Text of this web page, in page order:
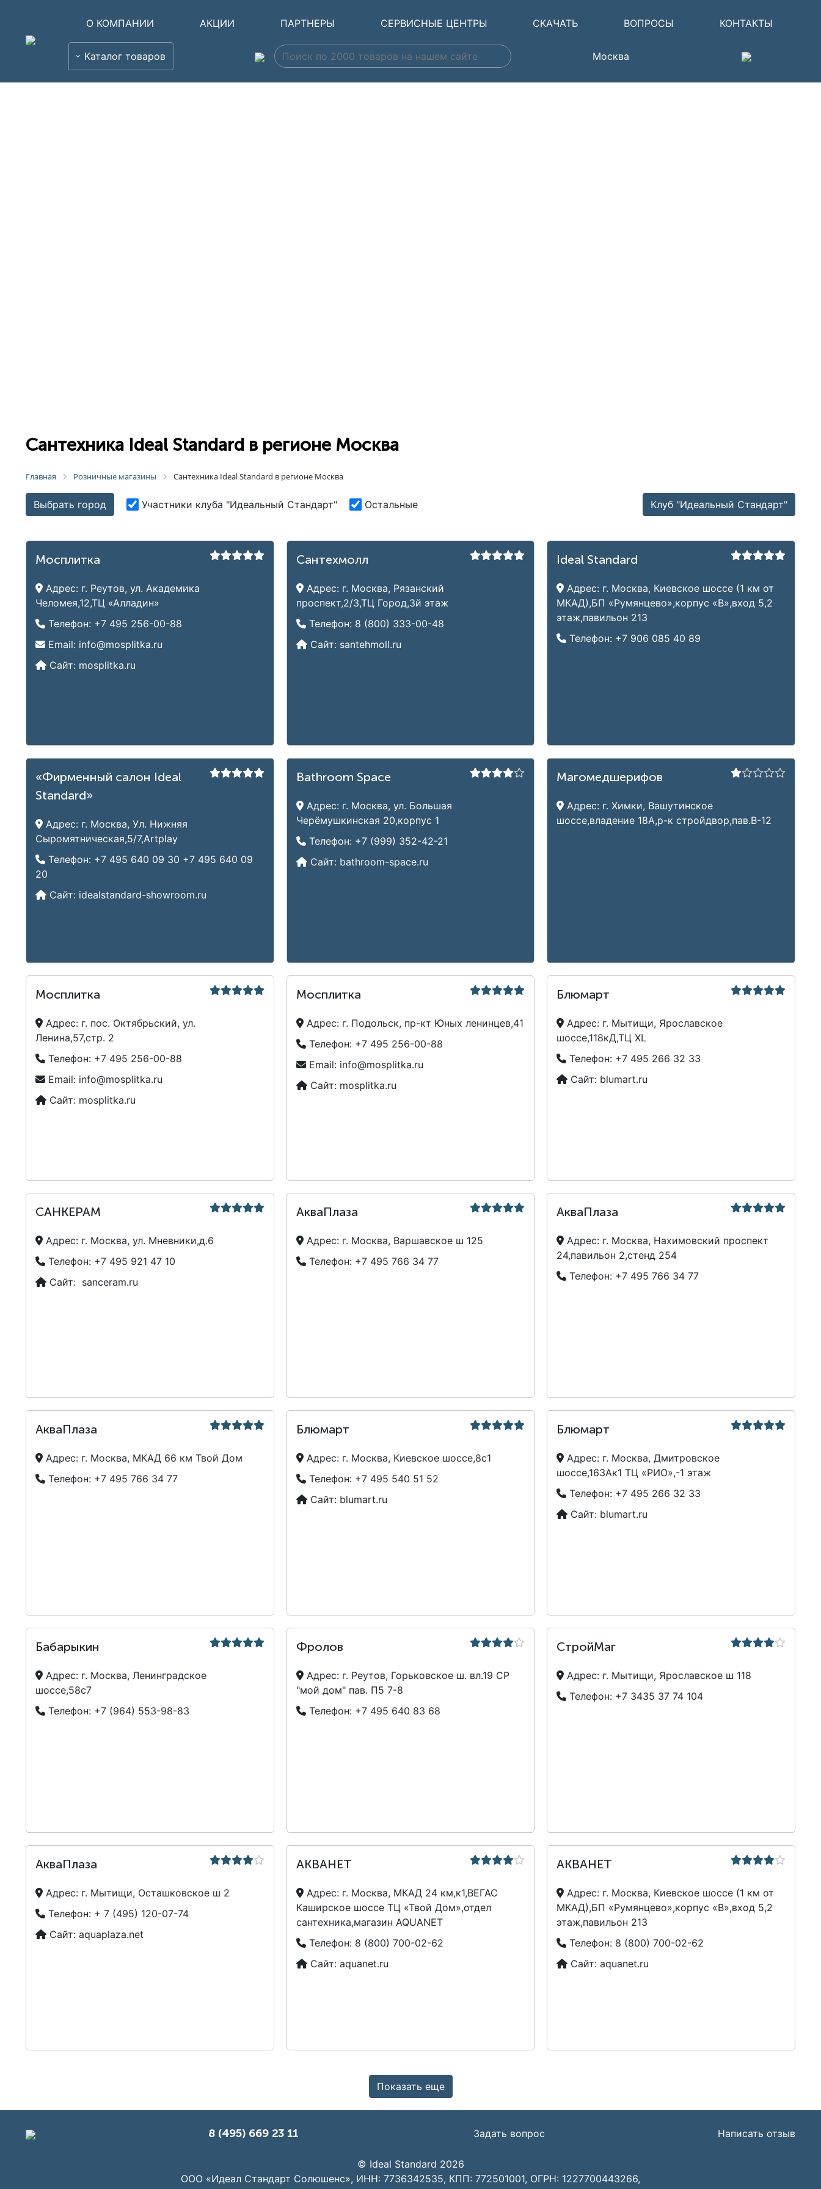
О КОМПАНИИ АКЦИИ ПАРТНЕРЫ СЕРВИСНЫЕ ЦЕНТРЫ СКАЧАТЬ ВОПРОСЫ КОНТАКТЫ
Каталог товаров Москва
Сантехника Ideal Standard в регионе Москва
Главная Розничные магазины Сантехника Ideal Standard в регионе Москва
Выбрать город Участники клуба "Идеальный Стандарт" Остальные Клуб "Идеальный Стандарт"
Мосплитка
Адрес: г. Реутов, ул. Академика
Челомея,12,ТЦ «Алладин»
Телефон: +7 495 256-00-88
Email: info@mosplitka.ru
Сайт: mosplitka.ru
Сантехмолл
Адрес: г. Москва, Рязанский
проспект,2/3,ТЦ Город,3й этаж
Телефон: 8 (800) 333-00-48
Сайт: santehmoll.ru
Ideal Standard
Адрес: г. Москва, Киевское шоссе (1 км от
МКАД),БП «Румянцево»,корпус «В»,вход 5,2
этаж,павильон 213
Телефон: +7 906 085 40 89
«Фирменный салон Ideal
Standard»
Адрес: г. Москва, Ул. Нижняя
Сыромятническая,5/7,Artplay
Телефон: +7 495 640 09 30 +7 495 640 09
20
Сайт: idealstandard-showroom.ru
Bathroom Space
Адрес: г. Москва, ул. Большая
Черёмушкинская 20,корпус 1
Телефон: +7 (999) 352-42-21
Сайт: bathroom-space.ru
Магомедшерифов
Адрес: г. Химки, Вашутинское
шоссе,владение 18А,р-к стройдвор,пав.В-12
Мосплитка
Адрес: г. пос. Октябрьский, ул.
Ленина,57,стр. 2
Телефон: +7 495 256-00-88
Email: info@mosplitka.ru
Сайт: mosplitka.ru
Мосплитка
Адрес: г. Подольск, пр-кт Юных ленинцев,41
Телефон: +7 495 256-00-88
Email: info@mosplitka.ru
Сайт: mosplitka.ru
Блюмарт
Адрес: г. Мытищи, Ярославское
шоссе,118кД,ТЦ XL
Телефон: +7 495 266 32 33
Сайт: blumart.ru
САНКЕРАМ
Адрес: г. Москва, ул. Мневники,д.6
Телефон: +7 495 921 47 10
Сайт: sanceram.ru
АкваПлаза
Адрес: г. Москва, Варшавское ш 125
Телефон: +7 495 766 34 77
АкваПлаза
Адрес: г. Москва, Нахимовский проспект
24,павильон 2,стенд 254
Телефон: +7 495 766 34 77
АкваПлаза
Адрес: г. Москва, МКАД 66 км Твой Дом
Телефон: +7 495 766 34 77
Блюмарт
Адрес: г. Москва, Киевское шоссе,8с1
Телефон: +7 495 540 51 52
Сайт: blumart.ru
Блюмарт
Адрес: г. Москва, Дмитровское
шоссе,163Ак1 ТЦ «РИО»,-1 этаж
Телефон: +7 495 266 32 33
Сайт: blumart.ru
Бабарыкин
Адрес: г. Москва, Ленинградское
шоссе,58с7
Телефон: +7 (964) 553-98-83
Фролов
Адрес: г. Реутов, Горьковское ш. вл.19 СР
"мой дом" пав. П5 7-8
Телефон: +7 495 640 83 68
СтройМаг
Адрес: г. Мытищи, Ярославское ш 118
Телефон: +7 3435 37 74 104
АкваПлаза
Адрес: г. Мытищи, Осташковское ш 2
Телефон: + 7 (495) 120-07-74
Сайт: aquaplaza.net
АКВАНЕТ
Адрес: г. Москва, МКАД 24 км,к1,ВЕГАС
Каширское шоссе ТЦ «Твой Дом»,отдел
сантехника,магазин AQUANET
Телефон: 8 (800) 700-02-62
Сайт: aquanet.ru
АКВАНЕТ
Адрес: г. Москва, Киевское шоссе (1 км от
МКАД),БП «Румянцево»,корпус «В»,вход 5,2
этаж,павильон 213
Телефон: 8 (800) 700-02-62
Сайт:aquanet.ru
Показать еще
8 (495) 669 23 11 Задать вопрос Написать отзыв
© Ideal Standard 2026
ООО «Идеал Стандарт Солюшенс», ИНН: 7736342535, КПП: 772501001, ОГРН: 1227700443266,